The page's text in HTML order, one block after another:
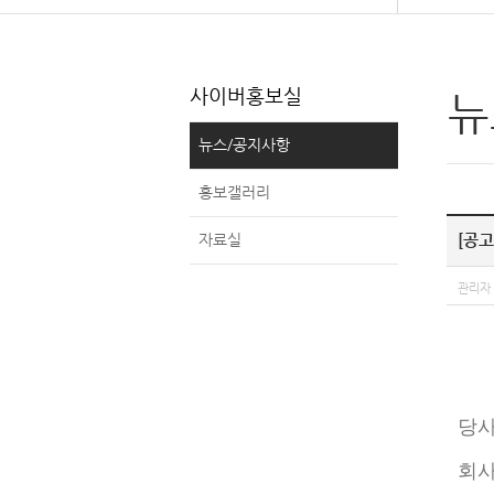
사이버홍보실
뉴스/공지사항
홍보갤러리
자료실 [공
관리자
당
회